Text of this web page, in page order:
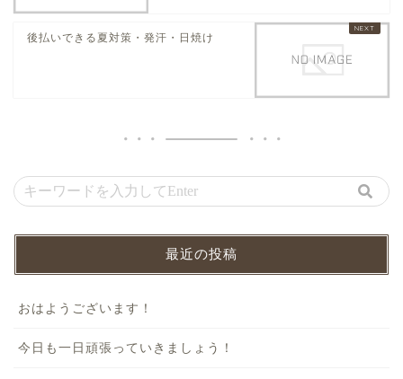
後払いできる夏対策・発汗・日焼け
最近の投稿
おはようございます！
今日も一日頑張っていきましょう！